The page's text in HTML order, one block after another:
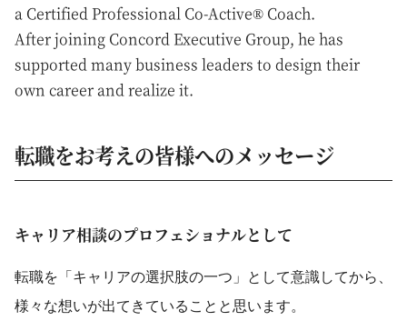
a Certified Professional Co-Active® Coach.
After joining Concord Executive Group, he has
supported many business leaders to design their
own career and realize it.
転職をお考えの皆様へのメッセージ
キャリア相談のプロフェショナルとして
転職を「キャリアの選択肢の一つ」として意識してから、
様々な想いが出てきていることと思います。